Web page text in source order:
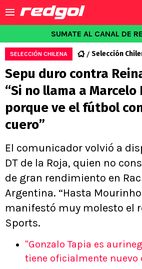
SUMATE AL CANAL DE
SELECCIÓN CHILENA Selección
Sepu duro contra
“Si no llama a Marcelo
porque ve el fútbol
cuero”
El comunicador volvió a
DT de la Roja, quien no
de gran rendimiento en
Argentina. “Hasta
manifestó muy molesto el
Sports.
"Gonzalo Tapia es
tiene oficialmente nuevo